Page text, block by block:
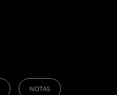
NOTAS